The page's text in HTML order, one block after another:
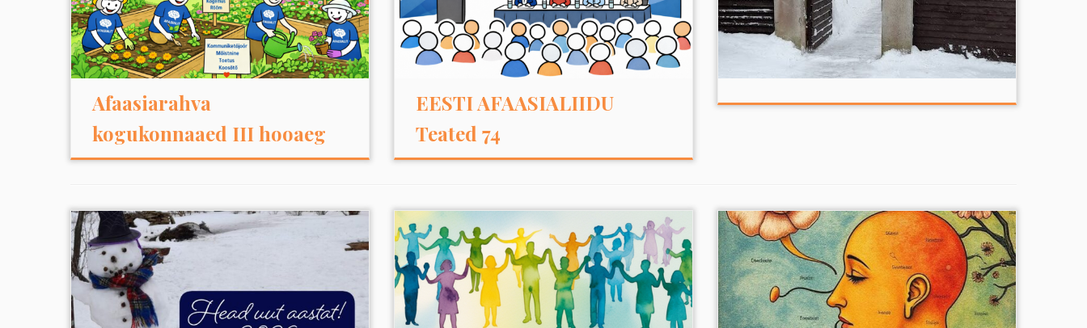
Afaasiarahva
kogukonnaaed III hooaeg
EESTI AFAASIALIIDU
Teated 74